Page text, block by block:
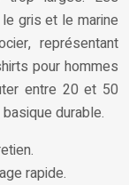
gris et le marine
représentant
pour hommes
entre 20 et 50
durable.
rapide.